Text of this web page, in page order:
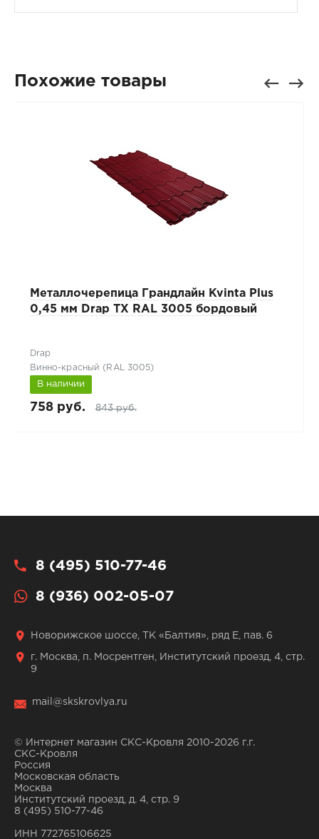
Похожие товары
Металлочерепица Грандлайн Kvinta Plus
0,45 мм Drap TX RAL 3005 бордовый
Drap
Винно-красный (RAL 3005)
В наличии
758 руб. 843 руб.
8 (495) 510-77-46
8 (936) 002-05-07
Новорижское шоссе, ТК «Балтия», ряд Е, пав. 6
г. Москва, п. Мосрентген, Институтский проезд, 4, стр.
9
mail@skskrovlya.ru
© Интернет магазин СКС-Кровля 2010-2026 г.г.
СКС-Кровля
Россия
Московская область
Москва
Институтский проезд, д. 4, стр. 9
8 (495) 510-77-46
ИНН 772765106625